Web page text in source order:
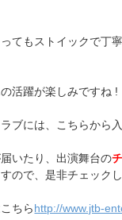
てもストイックで丁
活躍が楽しみですね !
ブには、こちらから入
いたり、出演舞台の
ので、是非チェック
ちらhttp://www.jtb-